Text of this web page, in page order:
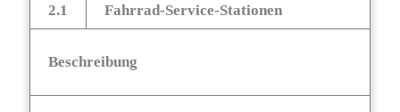
2.1 Fahrrad-Service-Stationen
Beschreibung